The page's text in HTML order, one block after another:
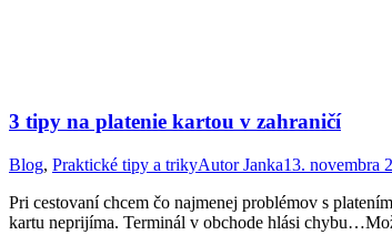
3 tipy na platenie kartou v zahraničí
Blog, Praktické tipy a trikyAutorJanka13. novembra
Pri cestovaní chcem čo najmenej problémov s
kartu neprijíma. Terminál v obchode hlási